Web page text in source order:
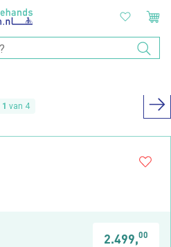
1 van 4
2.499,00